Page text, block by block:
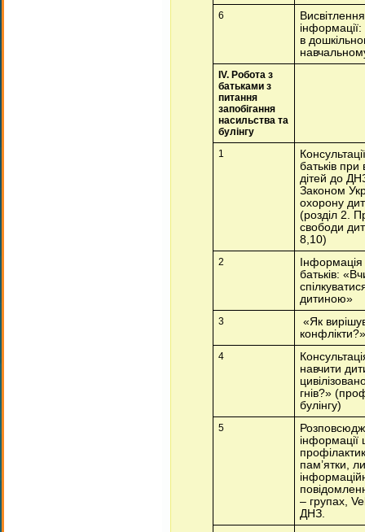
6
Висвітлення
в
ІV. Робота з
батьками з
питання
запобігання
насильства та
булінгу
1
батьків при
дітей до
Законом
охорону
(розділ 2.
свободи
8,10)
2
батьків:
дитиною»
3
«Як
конфлікти?»
4
навчити
гнів?»
булінгу)
5
пам’ятки,
– групах,
ДНЗ.